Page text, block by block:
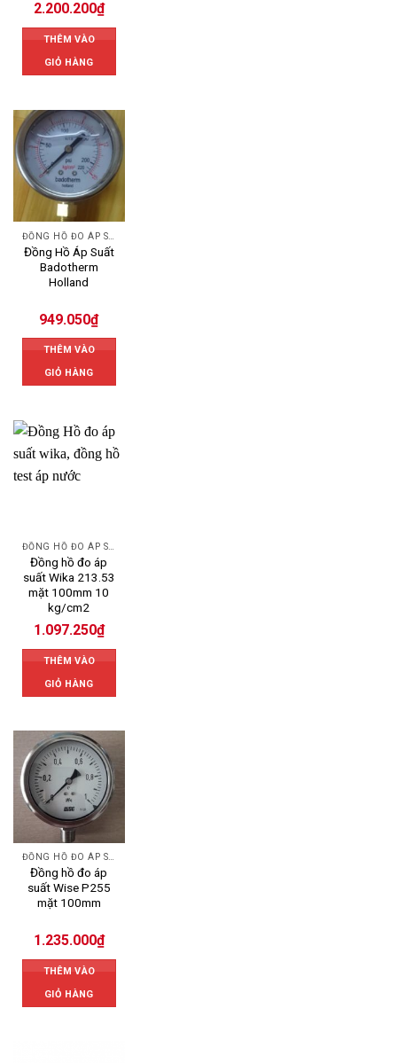
2.200.200₫
THÊM VÀO
GIỎ HÀNG
Đồng Hồ Áp Suất
Badotherm
Holland
949.050₫
THÊM VÀO
GIỎ HÀNG
Đồng hồ đo áp
suất Wika 213.53
mặt 100mm 10
kg/cm2
1.097.250₫
THÊM VÀO
GIỎ HÀNG
Đồng hồ đo áp
suất Wise P255
mặt 100mm
1.235.000₫
THÊM VÀO
GIỎ HÀNG